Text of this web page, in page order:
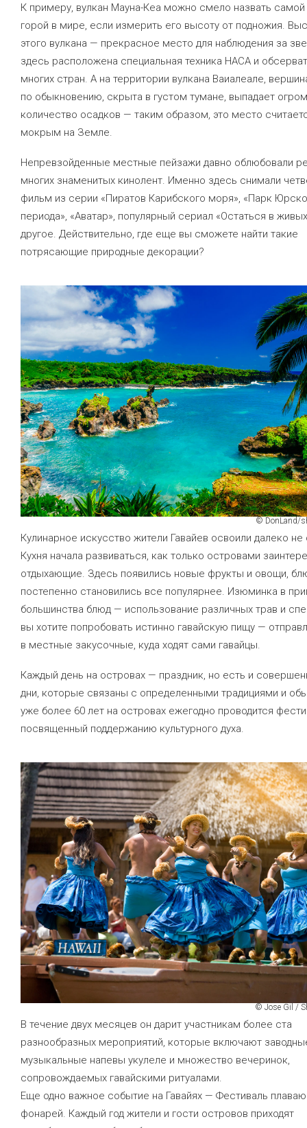
К примеру, вулкан Мауна-Кеа можно смело назвать
горой в мире, если измерить его высоту от подножия.
этого вулкана — прекрасное место для наблюдения за
здесь расположена специальная техника НАСА и
многих стран. А на территории вулкана Ваиалеале,
по обыкновению, скрыта в густом тумане, выпадает
количество осадков — таким образом, это место
мокрым на Земле.
Непревзойденные местные пейзажи давно облюбовали
многих знаменитых кинолент. Именно здесь снимали
фильм из серии «Пиратов Карибского моря», «Парк
периода», «Аватар», популярный сериал «Остаться в
другое. Действительно, где еще вы сможете найти такие
потрясающие природные декорации?
© DonLand/
Кулинарное искусство жители Гавайев освоили далеко не
Кухня начала развиваться, как только островами
отдыхающие. Здесь появились новые фрукты и овощи,
постепенно становились все популярнее. Изюминка в
большинства блюд — использование различных трав и
вы хотите попробовать истинно гавайскую пищу —
в местные закусочные, куда ходят сами гавайцы.
Каждый день на островах — праздник, но есть и
дни, которые связаны с определенными традициями и
уже более 60 лет на островах ежегодно проводится
посвященный поддержанию культурного духа.
© Jose Gil /
В течение двух месяцев он дарит участникам более ста
разнообразных мероприятий, которые включают
музыкальные напевы укулеле и множество вечеринок,
сопровождаемых гавайскими ритуалами.
Еще одно важное событие на Гавайях — Фестиваль
фонарей. Каждый год жители и гости островов приходят